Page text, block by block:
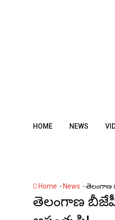
HOME NEWS
Home - News -తెలంగాణ
తెలంగాణ